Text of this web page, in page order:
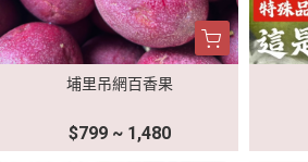
埔里吊網百香果
$799 ~ 1,480